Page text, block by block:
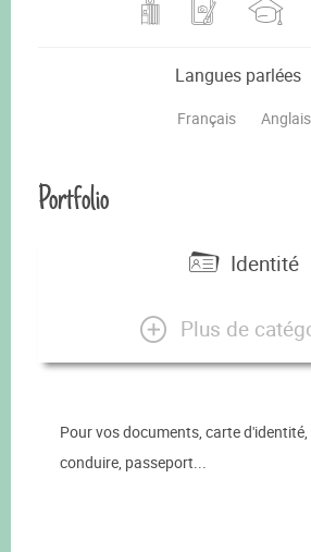
Langues parlées
Français Anglais
Portfolio
Identité
Plus de
Pour vos documents, carte
conduire, passeport...